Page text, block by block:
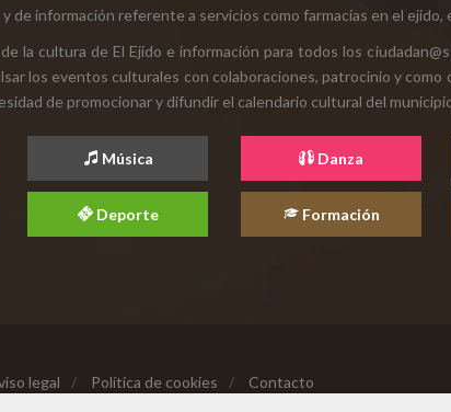
y de información referente a servicios como farmacias en el
la cultura de El Ejido e información para todos los
los eventos culturales con colaboraciones, patrocinio y
de promocionar y difundir el calendario cultural del
Música Danza
Deporte Formación
legal / Política de cookies / Contacto